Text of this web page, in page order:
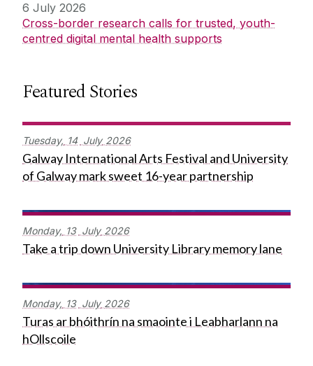
6 July 2026
Cross-border research calls for trusted, youth-
centred digital mental health supports
Featured Stories
Tuesday, 14 July 2026
Galway International Arts Festival and University
of Galway mark sweet 16-year partnership
Monday, 13 July 2026
Take a trip down University Library memory lane
Monday, 13 July 2026
Turas ar bhóithrín na smaointe i Leabharlann na
hOllscoile